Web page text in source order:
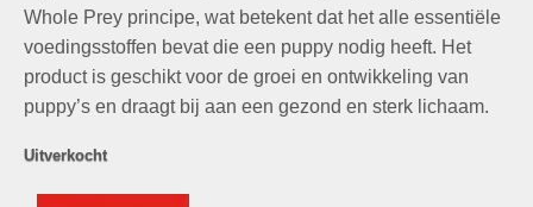
Whole Prey principe, wat betekent dat het alle essentiële
voedingsstoffen bevat die een puppy nodig heeft. Het
product is geschikt voor de groei en ontwikkeling van
puppy’s en draagt bij aan een gezond en sterk lichaam.
Uitverkocht